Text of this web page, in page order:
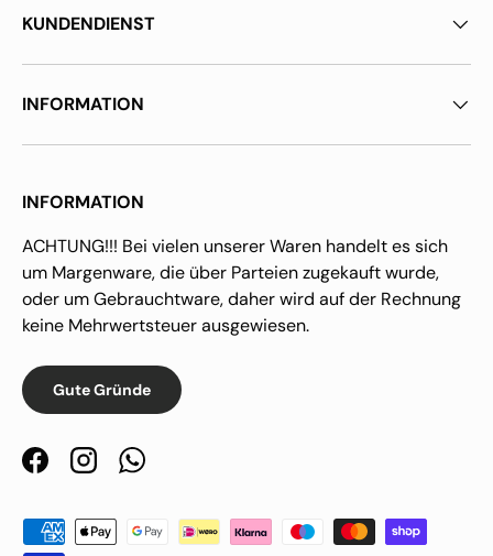
KUNDENDIENST
INFORMATION
INFORMATION
ACHTUNG!!! Bei vielen unserer Waren handelt es sich
um Margenware, die über Parteien zugekauft wurde,
oder um Gebrauchtware, daher wird auf der Rechnung
keine Mehrwertsteuer ausgewiesen.
Gute Gründe
FacebookInstagramWhatsApp
Zahlungsmethoden